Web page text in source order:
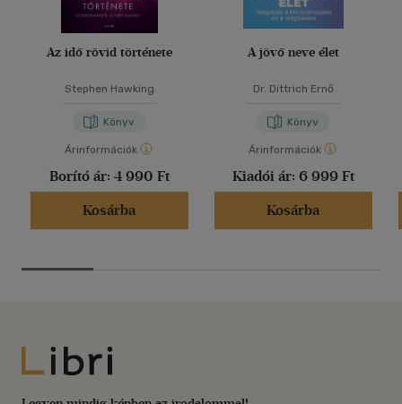
Az idő rövid története
Stephen Hawking
Könyv
Árinformációk
Borító ár: 4 990 Ft
Kosárba
A jövő neve élet
Dr. Dittrich Ernő
Könyv
Árinformációk
Kiadói ár: 6 999 Ft
Kosárba
Libri